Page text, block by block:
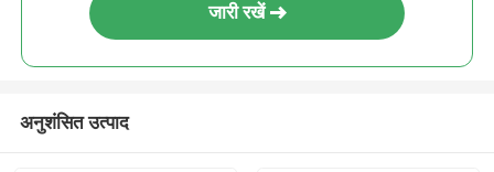
जारी रखें
अनुशंसित उत्पाद